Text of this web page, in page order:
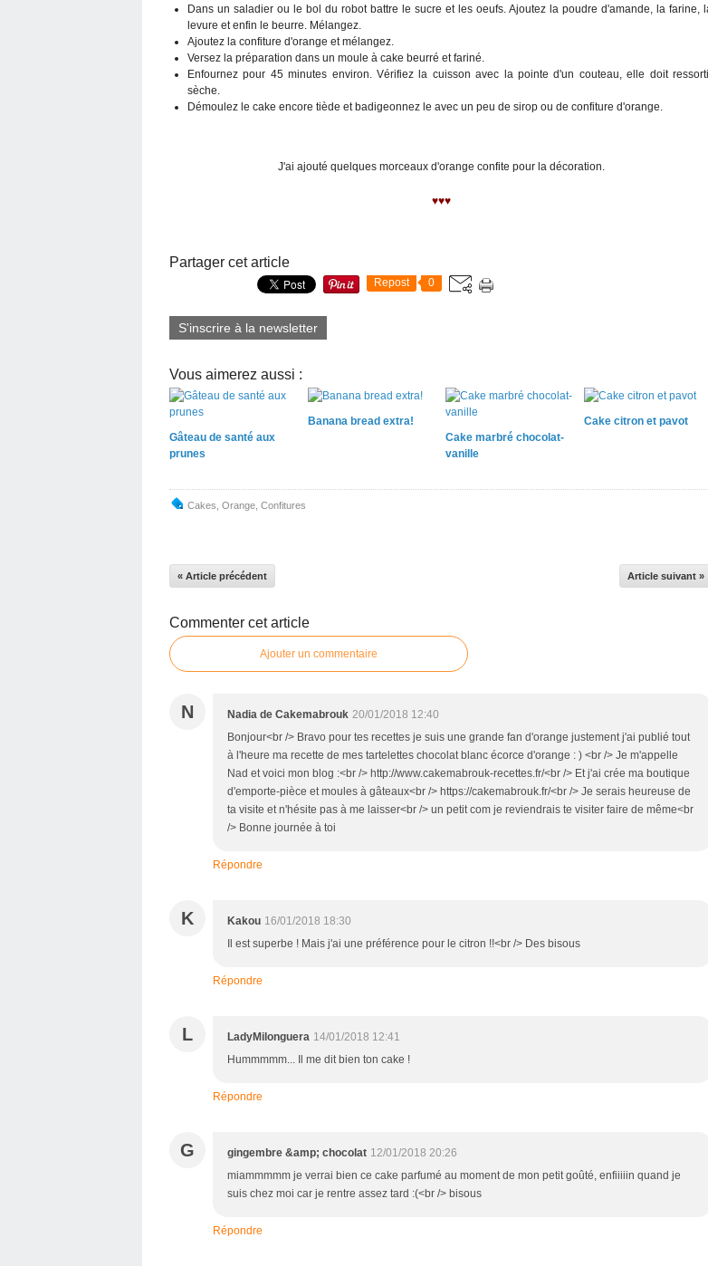
Dans un saladier ou le bol du robot battre le sucre et les oeufs. Ajoutez la poudre d'amande, la farine,
levure et enfin le beurre. Mélangez.
Ajoutez la confiture d'orange et mélangez.
Versez la préparation dans un moule à cake beurré et fariné.
Enfournez pour 45 minutes environ. Vérifiez la cuisson avec la pointe d'un couteau, elle doit
sèche.
Démoulez le cake encore tiède et badigeonnez le avec un peu de sirop ou de confiture d'orange.
J'ai ajouté quelques morceaux d'orange confite pour la décoration.
♥♥♥
Partager cet article
Repost 0
S'inscrire à la newsletter
Vous aimerez aussi :
Gâteau de santé aux
prunes
Banana bread extra!
Cake marbré chocolat-
vanille
Cake citron et pavot
Cakes Orange Confitures
« Article précédent Article suivant »
Commenter cet article
Ajouter un commentaire
N Nadia de Cakemabrouk 20/01/2018 12:40
Bonjour<br /> Bravo pour tes recettes je suis une grande fan d'orange justement j'ai publié tout
à l'heure ma recette de mes tartelettes chocolat blanc écorce d'orange : ) <br /> Je m'appelle
Nad et voici mon blog :<br /> http://www.cakemabrouk-recettes.fr/<br /> Et j'ai crée ma boutique
d'emporte-pièce et moules à gâteaux<br /> https://cakemabrouk.fr/<br /> Je serais heureuse de
ta visite et n'hésite pas à me laisser<br /> un petit com je reviendrais te visiter faire de même<br
/> Bonne journée à toi
Répondre
K Kakou 16/01/2018 18:30
Il est superbe ! Mais j'ai une préférence pour le citron !!<br /> Des bisous
Répondre
L LadyMilonguera 14/01/2018 12:41
Hummmmm... Il me dit bien ton cake !
Répondre
G gingembre &amp; chocolat 12/01/2018 20:26
miammmmm je verrai bien ce cake parfumé au moment de mon petit goûté, enfiiiiin quand je
suis chez moi car je rentre assez tard :(<br /> bisous
Répondre